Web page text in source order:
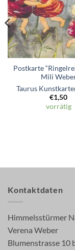
Postkarte
Mili
Taurus
€1,50
vorrätig
Kontaktdaten
Himmelsstürmer
Verena Weber
Blumenstrasse 10